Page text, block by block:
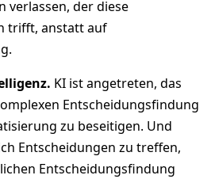
verlassen, der diese
trifft, anstatt auf
KI ist angetreten, das
Entscheidungsfindung
zu beseitigen. Und
Entscheidungen zu treffen,
Entscheidungsfindung